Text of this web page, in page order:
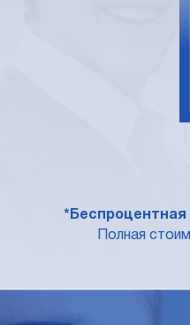
*Беспроцентная
Полная